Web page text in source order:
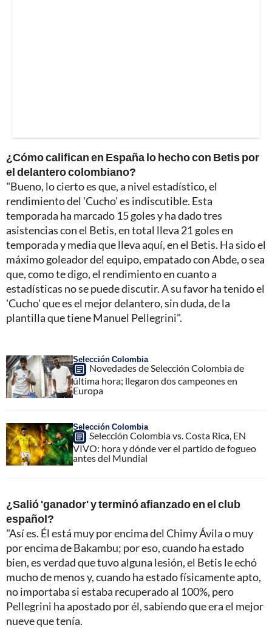
¿Cómo califican en España lo hecho con Betis por
el delantero colombiano?
"Bueno, lo cierto es que, a nivel estadístico, el
rendimiento del 'Cucho' es indiscutible. Esta
temporada ha marcado 15 goles y ha dado tres
asistencias con el Betis, en total lleva 21 goles en
temporada y media que lleva aquí, en el Betis. Ha sido el
máximo goleador del equipo, empatado con Abde, o sea
que, como te digo, el rendimiento en cuanto a
estadísticas no se puede discutir. A su favor ha tenido el
'Cucho' que es el mejor delantero, sin duda, de la
plantilla que tiene Manuel Pellegrini".
Selección Colombia
Novedades de Selección Colombia de
última hora; llegaron dos campeones en
Europa
Selección Colombia
Selección Colombia vs. Costa Rica, EN
VIVO: hora y dónde ver el partido de fogueo
antes del Mundial
¿Salió 'ganador' y terminó afianzado en el club
español?
"Así es. Él está muy por encima del Chimy Ávila o muy
por encima de Bakambu; por eso, cuando ha estado
bien, es verdad que tuvo alguna lesión, el Betis le echó
mucho de menos y, cuando ha estado físicamente apto,
no importaba si estaba recuperado al 100%, pero
Pellegrini ha apostado por él, sabiendo que era el mejor
nueve que tenía.